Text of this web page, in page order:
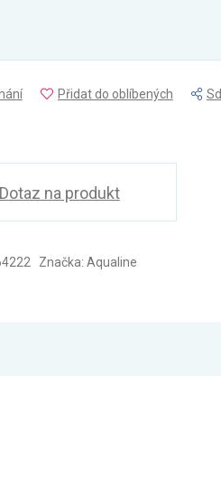
Přidat do oblíbených
Dotaz na produkt
Značka: Aqualine